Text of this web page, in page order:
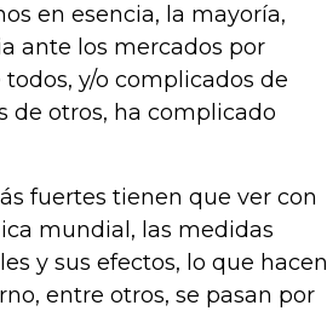
en esencia, la mayoría,
ante los mercados por
y/o complicados de
de otros, ha complicado
fuertes tienen que ver con
mundial, las medidas
y sus efectos, lo que hacen
entre otros, se pasan por